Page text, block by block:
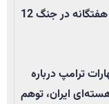
درسهای استراتژیک هفتگانه در جنگ 12
ترامپ درباره
ایران، توهم